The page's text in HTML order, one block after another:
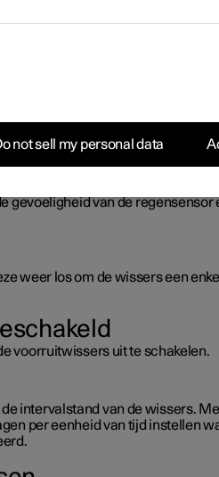
gevoeligheid van de regensensor
weer los om de wissers een
voorruitwissers uit te schakelen.
intervalstand van de wissers.
per eenheid van tijd instellen
not sell my personal data